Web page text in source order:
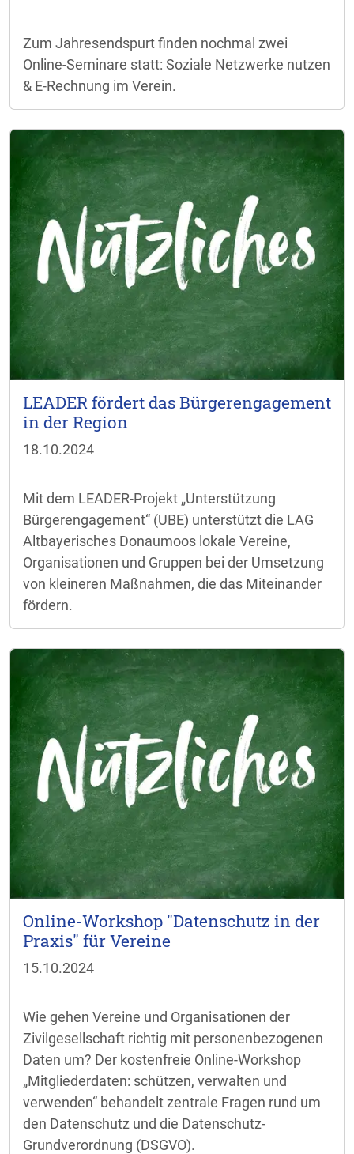
Zum Jahresendspurt finden nochmal zwei
Online-Seminare statt: Soziale Netzwerke nutzen
& E-Rechnung im Verein.
LEADER fördert das Bürgerengagement
in der Region
18.10.2024
Mit dem LEADER-Projekt „Unterstützung
Bürgerengagement“ (UBE) unterstützt die LAG
Altbayerisches Donaumoos lokale Vereine,
Organisationen und Gruppen bei der Umsetzung
von kleineren Maßnahmen, die das Miteinander
fördern.
Online-Workshop "Datenschutz in der
Praxis" für Vereine
15.10.2024
Wie gehen Vereine und Organisationen der
Zivilgesellschaft richtig mit personenbezogenen
Daten um? Der kostenfreie Online-Workshop
„Mitgliederdaten: schützen, verwalten und
verwenden“ behandelt zentrale Fragen rund um
den Datenschutz und die Datenschutz-
Grundverordnung (DSGVO).